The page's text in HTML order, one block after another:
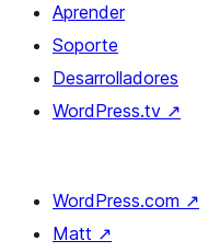
Aprender
Soporte
Desarrolladores
WordPress.tv ↗
WordPress.com ↗
Matt ↗